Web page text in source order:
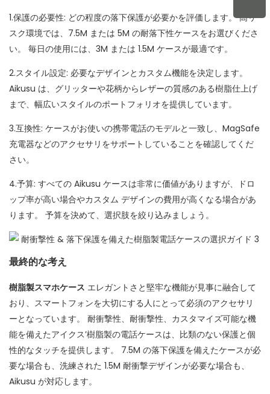
1.保護の必要性: どの程度の落下保護が必要かを評価します。 高リ
スク環境では、7.5M または 5M の耐落下性ケースをお選びくださ
い。 毎日の使用には、3M または 1.5M ケースが最適です。
2.スタイル設定: 必要なデザインとカスタム機能を決定します。
Aikusu は、グリッターや花柄からレザーの質感のある樹脂仕上げ
まで、幅広いスタイルのポートフォリオを提供しています。
3.互換性: ケースがお使いの携帯電話のモデルと一致し、MagSafe
充電器などのアクセサリをサポートしていることを確認してくだ
さい。
4.予算: すべての Aikusu ケースは非常に価値がありますが、ドロ
ップ率が高い場合やカスタム デザインの費用が高くなる場合があ
ります。 予算を決めて、選択肢を絞り込みましょう。
最終的な考え
樹脂製スマホケース エレガントさと堅牢な機能が見事に融合して
おり、スマートフォンを大切にする人にとって必須のアクセサリ
ーとなっています。 耐衝撃性、耐衝撃性、カスタマイズ可能な機
能を備えたアイクス’樹脂製の電話ケースは、比類のない保護と個
性的なタッチを提供します。 7.5M の落下保護を備えたケースが必
要な場合も、洗練された 1.5M 耐衝撃デザインが必要な場合も、
Aikusu が対応します。